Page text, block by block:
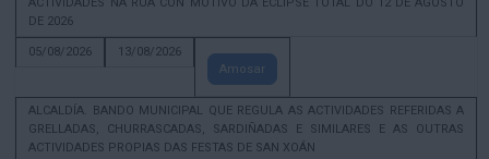
DE 2026
05/08/2026
13/08/2026
Amosar
ALCALDÍA. BANDO MUNICIPAL QUE REGULA AS ACTIVIDADES REFERIDAS A
GRELLADAS, CHURRASCADAS, SARDIÑADAS E SIMILARES E AS OUTRAS
ACTIVIDADES PROPIAS DAS FESTAS DE SAN XOÁN